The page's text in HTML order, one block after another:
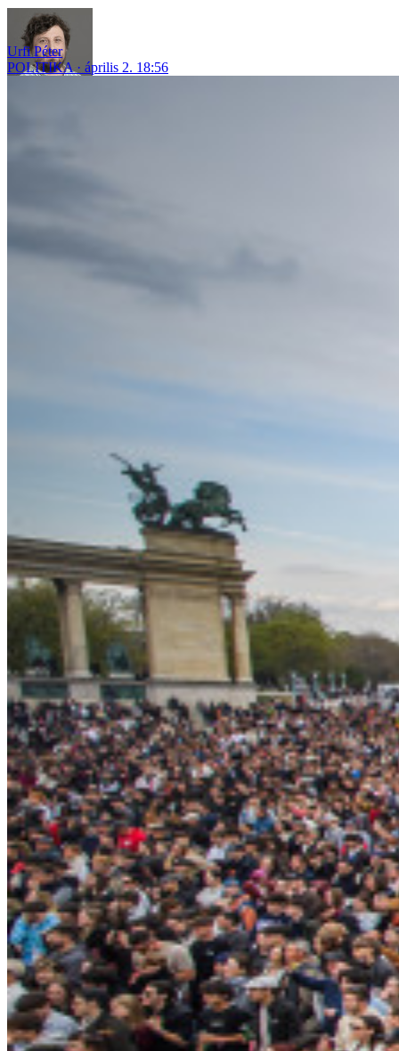
Urfi Péter
POLITIKA
április 2. 18:56